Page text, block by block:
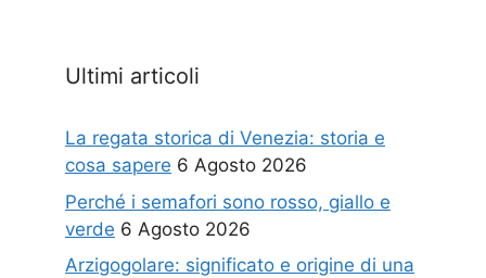
Ultimi articoli
La regata storica di Venezia: storia e
cosa sapere 6 Agosto 2026
Perché i semafori sono rosso, giallo e
verde 6 Agosto 2026
Arzigogolare: significato e origine di una